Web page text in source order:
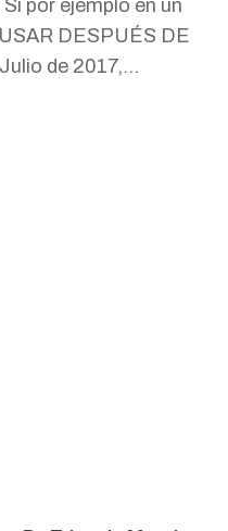
por ejemplo en un
DESPUÉS DE
de 2017,…